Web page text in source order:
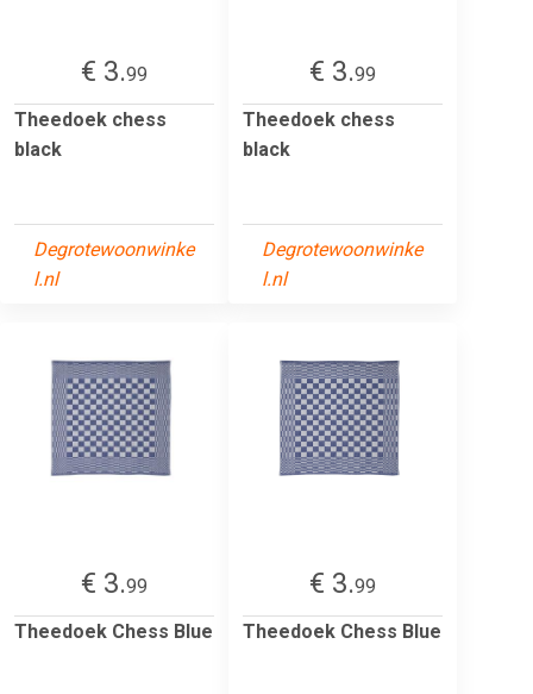
€ 3.99
Theedoek chess
black
Degrotewoonwinke
l.nl
€ 3.99
Theedoek chess
black
Degrotewoonwinke
l.nl
€ 3.99
Theedoek Chess Blue
€ 3.99
Theedoek Chess Blue